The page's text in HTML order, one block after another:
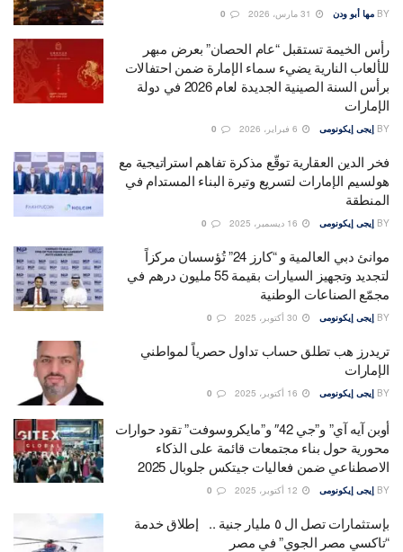
BY مها أبو ودن
رأس الخيمة تستقبل “عام الحصان” بعرض مبهر
للألعاب النارية يضيء سماء الإمارة ضمن احتفالات
برأس السنة الصينية الجديدة لعام 2026 في دولة
الإمارات
BY إيجى إيكونومى
فخر الدين العقارية توقّع مذكرة تفاهم استراتيجية مع
هولسيم الإمارات لتسريع وتيرة البناء المستدام في
المنطقة
BY إيجى إيكونومى
موانئ دبي العالمية و “كارز 24” تُؤسسان مركزاً
لتجديد وتجهيز السيارات بقيمة 55 مليون درهم في
مجمّع الصناعات الوطنية
BY إيجى إيكونومى
تريدرز هب تطلق حساب تداول حصرياً لمواطني
الإمارات
BY إيجى إيكونومى
أوبن آيه آي” و”جي 42″ و”مايكروسوفت” تقود حوارات
محورية حول بناء مجتمعات قائمة على الذكاء
الاصطناعي ضمن فعاليات جيتكس جلوبال 2025
BY إيجى إيكونومى
بإستثمارات تصل ال ٥ مليار جنية .. إطلاق خدمة
“تاكسي مصر الجوي” في مصر